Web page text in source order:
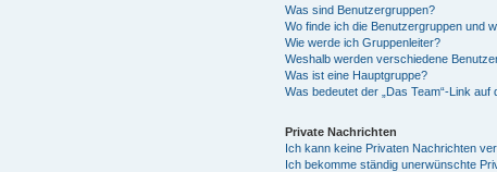
Was sind Benutzergruppen?
Wo finde ich die Benutzergruppen und
Wie werde ich Gruppenleiter?
Weshalb werden verschiedene
Was ist eine Hauptgruppe?
Was bedeutet der „Das Team“-Link auf
Private Nachrichten
Ich kann keine Privaten Nachrichten
Ich bekomme ständig unerwünschte